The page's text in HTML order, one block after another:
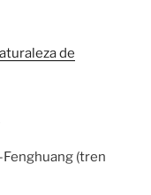
de
(tren